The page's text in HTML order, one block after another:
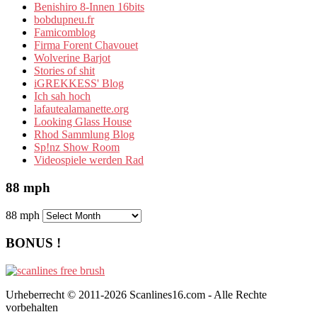
Benishiro 8-Innen 16bits
bobdupneu.fr
Famicomblog
Firma Forent Chavouet
Wolverine Barjot
Stories of shit
iGREKKESS' Blog
Ich sah hoch
lafautealamanette.org
Looking Glass House
Rhod Sammlung Blog
Sp!nz Show Room
Videospiele werden Rad
88 mph
88 mph
BONUS !
Urheberrecht © 2011-2026 Scanlines16.com - Alle Rechte
vorbehalten